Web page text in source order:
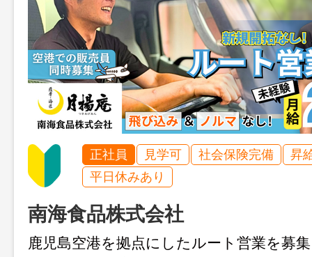
正社員 見学可 社会保険完備
昇
平日休みあり
南海食品株式会社
鹿児島空港を拠点にしたルート営業を募